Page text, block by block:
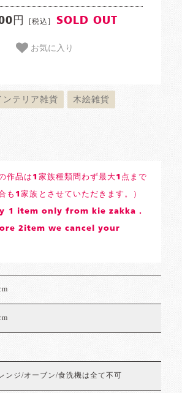
円 [税込] SOLD OUT
お気に入り
ンテリア雑貨 木絵雑貨
作品は1家族種類問わず最大1点まで
も1家族とさせていただきます。）
1 item only from kie zakka .
2item we cancel your
ンジ/オーブン/食洗機は全て不可